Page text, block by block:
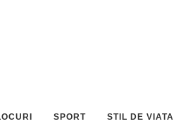
SPORT STIL DE VIATA